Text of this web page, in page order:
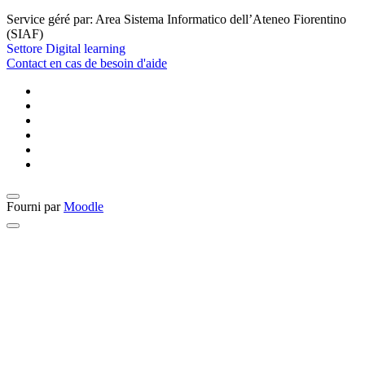
Service géré par: Area Sistema Informatico dell’Ateneo Fiorentino
(SIAF)
Settore Digital learning
Contact en cas de besoin d'aide
Fourni parMoodle